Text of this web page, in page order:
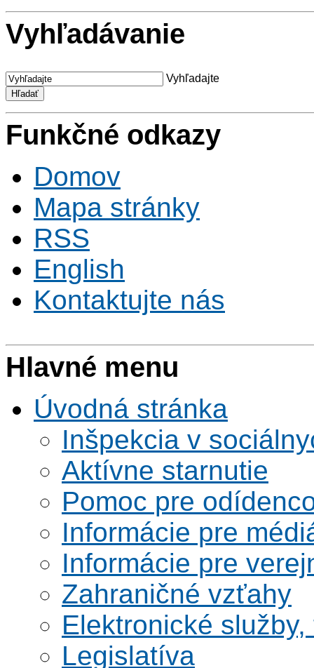
Vyhľadávanie
Vyhľadajte
Funkčné odkazy
Domov
Mapa stránky
RSS
English
Kontaktujte nás
Hlavné menu
Úvodná stránka
Inšpekcia v
Aktívne starnutie
Pomoc pre
Informácie pre
Informácie pre
Zahraničné vzťahy
Elektronické
Legislatíva